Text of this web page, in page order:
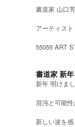
書道家 山口
アーティス
55055 ART
書道家 新
新年 明けま
混沌と可能
新しい波を